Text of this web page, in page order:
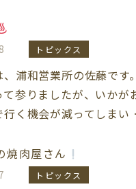
トピックス
、浦和営業所の佐藤で
て参りましたが、いか
行く機会が減ってしま
焼肉屋さん
トピックス